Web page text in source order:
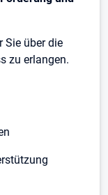
Sie über die
zu erlangen.